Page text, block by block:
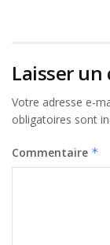
Laisser
Votre adresse e-
obligatoires sont
Commentaire *